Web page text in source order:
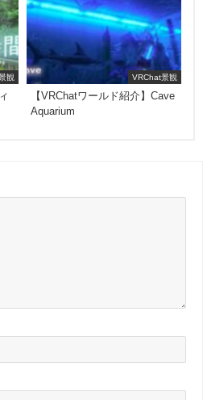
観 VRChat景観
【VRChatワールド紹介】Cave
Aquarium